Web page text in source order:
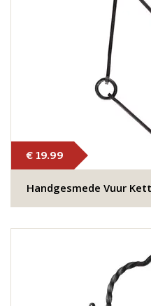
€ 19.99
Handgesmede Vuur